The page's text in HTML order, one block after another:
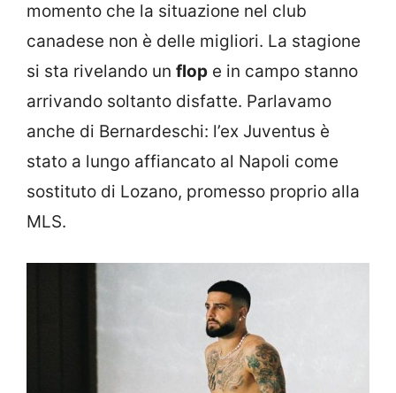
momento che la situazione nel club
canadese non è delle migliori. La stagione
si sta rivelando un flop e in campo stanno
arrivando soltanto disfatte. Parlavamo
anche di Bernardeschi: l’ex Juventus è
stato a lungo affiancato al Napoli come
sostituto di Lozano, promesso proprio alla
MLS.